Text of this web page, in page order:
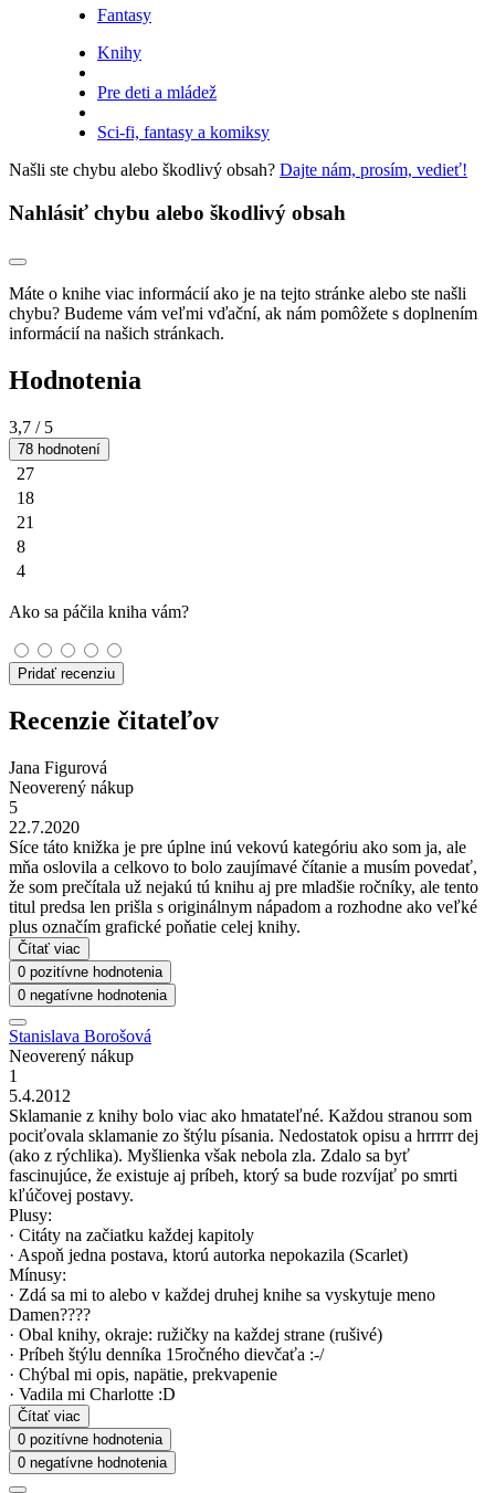
Fantasy
Knihy
Pre deti a mládež
Sci-fi, fantasy a komiksy
Našli ste chybu alebo škodlivý obsah? Dajte nám, prosím, vedieť!
Nahlásiť chybu alebo škodlivý obsah
Máte o knihe viac informácií ako je na tejto stránke alebo ste našli
chybu? Budeme vám veľmi vďační, ak nám pomôžete s doplnením
informácií na našich stránkach.
Hodnotenia
3,7 / 5
78 hodnotení
27
18
21
8
4
Ako sa páčila kniha vám?
Pridať recenziu
Recenzie čitateľov
Jana Figurová
Neoverený nákup
5
22.7.2020
Síce táto knižka je pre úplne inú vekovú kategóriu ako som ja, ale
mňa oslovila a celkovo to bolo zaujímavé čítanie a musím povedať,
že som prečítala už nejakú tú knihu aj pre mladšie ročníky, ale tento
titul predsa len prišla s originálnym nápadom a rozhodne ako veľké
plus označím grafické poňatie celej knihy.
Čítať viac
0 pozitívne hodnotenia
0 negatívne hodnotenia
Stanislava Borošová
Neoverený nákup
1
5.4.2012
Sklamanie z knihy bolo viac ako hmatateľné. Každou stranou som
pociťovala sklamanie zo štýlu písania. Nedostatok opisu a hrrrrr dej
(ako z rýchlika). Myšlienka však nebola zla. Zdalo sa byť
fascinujúce, že existuje aj príbeh, ktorý sa bude rozvíjať po smrti
kľúčovej postavy.
Plusy:
· Citáty na začiatku každej kapitoly
· Aspoň jedna postava, ktorú autorka nepokazila (Scarlet)
Mínusy:
· Zdá sa mi to alebo v každej druhej knihe sa vyskytuje meno
Damen????
· Obal knihy, okraje: ružičky na každej strane (rušivé)
· Príbeh štýlu denníka 15ročného dievčaťa :-/
· Chýbal mi opis, napätie, prekvapenie
· Vadila mi Charlotte :D
Čítať viac
0 pozitívne hodnotenia
0 negatívne hodnotenia